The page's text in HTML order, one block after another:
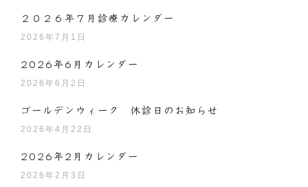
２０２６年７月診療カレンダー
2026年7月1日
2026年6月カレンダー
2026年6月2日
ゴールデンウィーク 休診日のお知らせ
2026年4月22日
2026年2月カレンダー
2026年2月3日